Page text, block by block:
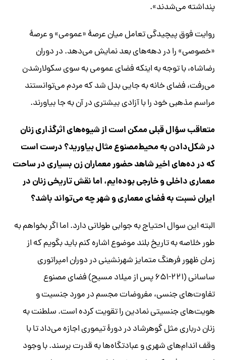
پنداشته می‌شدند».
روایت فوق پیچیدگی‌ تعامل میان عرصۀ «عمومی» و عرصۀ
«خصوصی» را در دهه‌های بعد نمایش می‌دهد. در دوران
رضاشاه، با توجه به اینکه فضای عمومی به‌ سوی سکولار‌شدن
می‌رفت، فضای خانه به جایی بدل شد که مردم می‌توانستند
مراسم مذهبی خود را با آزادی بیشتری در آن به جا بیاورند.
متعاقب سؤال قبلی ممکن است از شیوه‌های اثرگذاری زنان
در شکل‌دادن به محیط‌مصنوع مثال بیاورید؟ درست است
که در ده‌های اخیر شاهد حضور معماران زن بسیاری در ساحت
معماری داخلی و خارجی بوده‌ایم، اما نقش تاریخی زنان در
ایران نسبت به فضای معماری و شهر چه می‌تواند باشد؟
البته این سوال احتیاج به جوابی طولانی دارد. اما اگر بخواهم به
طور خلاصه به تاریخ بلند موضوع اشاره کنم باید بگویم که از
زمان ظهور فرهنگ متمایز شهرنشینی در دوران امپراتوری
ساسانی (۲۲۱-۶۵۱ پس از میلاد مسیح) فضای مصنوع
تفاوت‌های جنسی، مفروضات مجسم در مورد جنسیت و
هویت‌های جنسیتی نمادین را تقویت کرده است. سلطنت به
زنان درباری مثل گوهرشاد در دورۀ تیموری اجازه می‌داد تا با
وقف اندام‌های شهری و عبادتگاه‌ها به قدرت برسند. با وجود